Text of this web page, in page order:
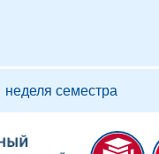
неделя семестра